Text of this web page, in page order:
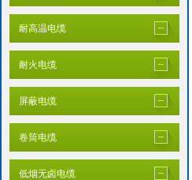
耐高温电缆
耐火电缆
屏蔽电缆
卷筒电缆
低烟无卤电缆